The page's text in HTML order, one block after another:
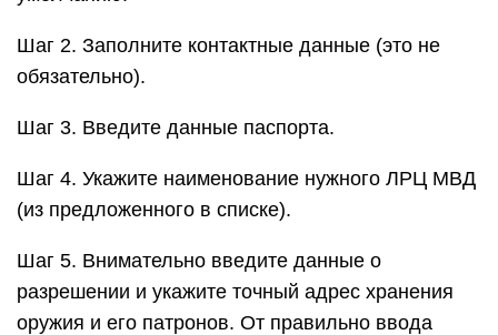
Шаг 2. Заполните контактные данные (это не
обязательно).
Шаг 3. Введите данные паспорта.
Шаг 4. Укажите наименование нужного ЛРЦ МВД
(из предложенного в списке).
Шаг 5. Внимательно введите данные о
разрешении и укажите точный адрес хранения
оружия и его патронов. От правильно ввода